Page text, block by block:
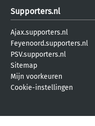
Supporters.nl
Ajax.supporters.nl
Feyenoord.supporters.nl
PSV.supporters.nl
Sitemap
Mijn voorkeuren
Cookie-instellingen